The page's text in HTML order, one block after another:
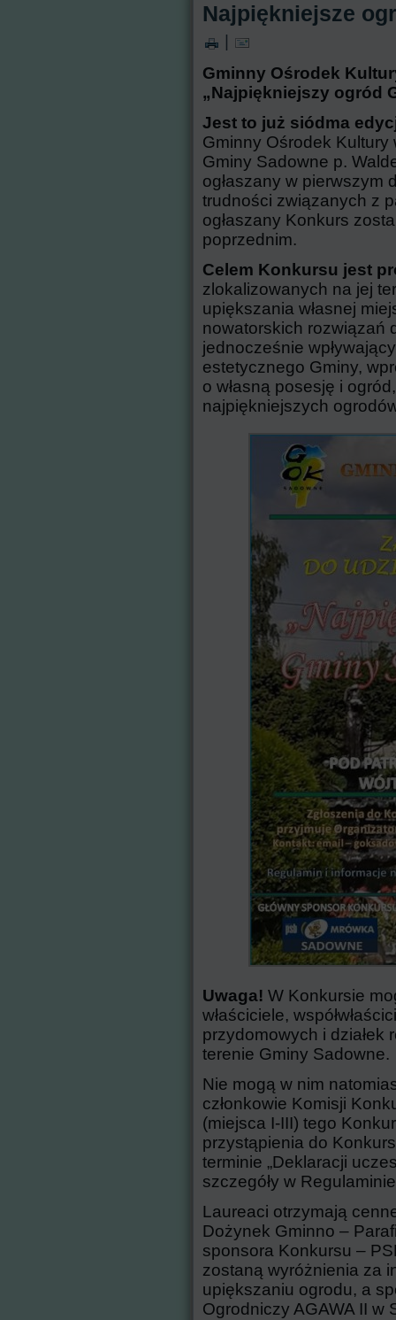
Najpiękniejsze
|
Gminny Ośrodek
„Najpiękniejszy ogród
Jest to już siódma
Gminny Ośrodek
Gminy Sadowne p.
ogłaszany w pierwszym
trudności związanych z
ogłaszany Konkurs
poprzednim.
Celem Konkursu jest
zlokalizowanych na jej
upiększania własnej
nowatorskich rozwiązań
jednocześnie
estetycznego Gminy,
o własną posesję i
najpiękniejszych
Uwaga! W Konkursie
właściciele,
przydomowych i
terenie Gminy Sadowne.
Nie mogą w nim
członkowie Komisji
(miejsca I-III) tego
przystąpienia do
terminie „Deklaracji
szczegóły w
Laureaci otrzymają
Dożynek Gminno –
sponsora Konkursu –
zostaną wyróżnienia za
upiększaniu ogrodu, a
Ogrodniczy AGAWA II w